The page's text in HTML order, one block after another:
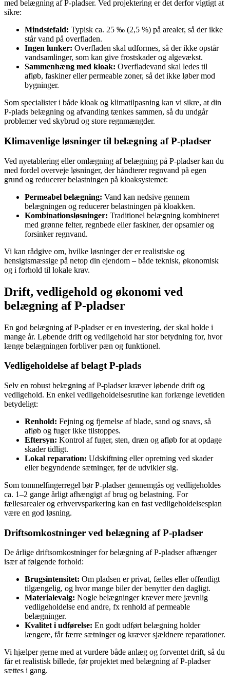
med belægning af P-pladser. Ved projektering er det derfor vigtigt at
sikre:
Mindstefald: Typisk ca. 25 ‰ (2,5 %) på arealer, så der ikke
står vand på overfladen.
Ingen lunker: Overfladen skal udformes, så der ikke opstår
vandsamlinger, som kan give frostskader og algevækst.
Sammenhæng med kloak: Overfladevand skal ledes til
afløb, faskiner eller permeable zoner, så det ikke løber mod
bygninger.
Som specialister i både kloak og klimatilpasning kan vi sikre, at din
P-plads belægning og afvanding tænkes sammen, så du undgår
problemer ved skybrud og store regnmængder.
Klimavenlige løsninger til belægning af P-pladser
Ved nyetablering eller omlægning af belægning på P-pladser kan du
med fordel overveje løsninger, der håndterer regnvand på egen
grund og reducerer belastningen på kloaksystemet:
Permeabel belægning: Vand kan nedsive gennem
belægningen og reducerer belastningen på kloakken.
Kombinationsløsninger: Traditionel belægning kombineret
med grønne felter, regnbede eller faskiner, der opsamler og
forsinker regnvand.
Vi kan rådgive om, hvilke løsninger der er realistiske og
hensigtsmæssige på netop din ejendom – både teknisk, økonomisk
og i forhold til lokale krav.
Drift, vedligehold og økonomi ved
belægning af P-pladser
En god belægning af P-pladser er en investering, der skal holde i
mange år. Løbende drift og vedligehold har stor betydning for, hvor
længe belægningen forbliver pæn og funktionel.
Vedligeholdelse af belagt P-plads
Selv en robust belægning af P-pladser kræver løbende drift og
vedligehold. En enkel vedligeholdelsesrutine kan forlænge levetiden
betydeligt:
Renhold: Fejning og fjernelse af blade, sand og snavs, så
afløb og fuger ikke tilstoppes.
Eftersyn: Kontrol af fuger, sten, dræn og afløb for at opdage
skader tidligt.
Lokal reparation: Udskiftning eller opretning ved skader
eller begyndende sætninger, før de udvikler sig.
Som tommelfingerregel bør P-pladser gennemgås og vedligeholdes
ca. 1–2 gange årligt afhængigt af brug og belastning. For
fællesarealer og erhvervsparkering kan en fast vedligeholdelsesplan
være en god løsning.
Driftsomkostninger ved belægning af P-pladser
De årlige driftsomkostninger for belægning af P-pladser afhænger
især af følgende forhold:
Brugsintensitet: Om pladsen er privat, fælles eller offentligt
tilgængelig, og hvor mange biler der benytter den dagligt.
Materialevalg: Nogle belægninger kræver mere jævnlig
vedligeholdelse end andre, fx renhold af permeable
belægninger.
Kvalitet i udførelse: En godt udført belægning holder
længere, får færre sætninger og kræver sjældnere reparationer.
Vi hjælper gerne med at vurdere både anlæg og forventet drift, så du
får et realistisk billede, før projektet med belægning af P-pladser
sættes i gang.